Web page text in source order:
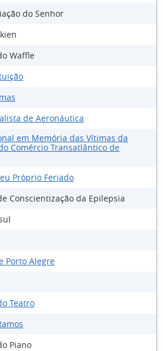
do Senhor
Waffle
de Aeronáutica
em Memória das Vítimas da
Comércio Transatlântico de
Próprio Feriado
Conscientização da Epilepsia
Porto Alegre
Teatro
Piano